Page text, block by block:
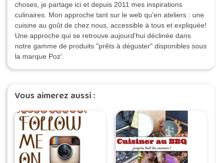
choses, je partage ici et depuis 2011 mes inspirations
culinaires. Mon approche tant sur le web qu'en ateliers : une
cuisine au goût de chez nous, accessible à tous et expliquée!
Une approche qui se retrouve aujourd'hui déclinée dans
notre gamme de produits "prêts à déguster" disponibles sous
la marque Poz'.
Vous aimerez aussi :